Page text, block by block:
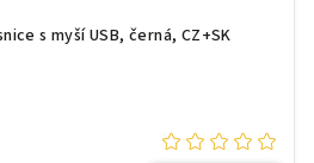
s myší USB, černá, CZ+SK